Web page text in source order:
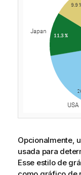
Opcionalmente,
usada para
Esse estilo de